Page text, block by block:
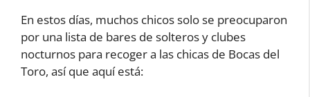
En estos días, muchos chicos solo se preocuparon
por una lista de bares de solteros y clubes
nocturnos para recoger a las chicas de Bocas del
Toro, así que aquí está: